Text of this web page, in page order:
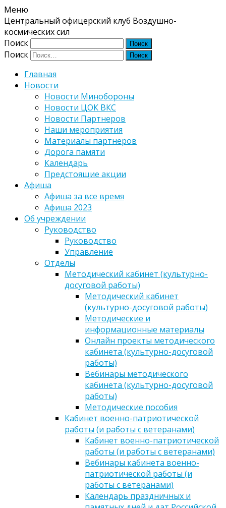
Меню
Центральный офицерский клуб Воздушно-
космических сил
Поиск
Поиск
Главная
Новости
Новости Минобороны
Новости ЦОК ВКС
Новости Партнеров
Наши мероприятия
Материалы партнеров
Дорога памяти
Календарь
Предстоящие акции
Афиша
Афиша за все время
Афиша 2023
Об учреждении
Руководство
Руководство
Управление
Отделы
Методический кабинет (культурно-
досуговой работы)
Методический кабинет
(культурно-досуговой работы)
Методические и
информационные материалы
Онлайн проекты методического
кабинета (культурно-досуговой
работы)
Вебинары методического
кабинета (культурно-досуговой
работы)
Методические пособия
Кабинет военно-патриотической
работы (и работы с ветеранами)
Кабинет военно-патриотической
работы (и работы с ветеранами)
Вебинары кабинета военно-
патриотической работы (и
работы с ветеранами)
Календарь праздничных и